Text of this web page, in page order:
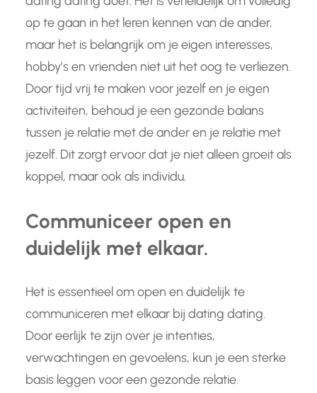
op te gaan in het leren kennen van de ander,
maar het is belangrijk om je eigen interesses,
hobby’s en vrienden niet uit het oog te verliezen.
Door tijd vrij te maken voor jezelf en je eigen
activiteiten, behoud je een gezonde balans
tussen je relatie met de ander en je relatie met
jezelf. Dit zorgt ervoor dat je niet alleen groeit als
koppel, maar ook als individu.
Communiceer open en
duidelijk met elkaar.
Het is essentieel om open en duidelijk te
communiceren met elkaar bij dating dating.
Door eerlijk te zijn over je intenties,
verwachtingen en gevoelens, kun je een sterke
basis leggen voor een gezonde relatie.